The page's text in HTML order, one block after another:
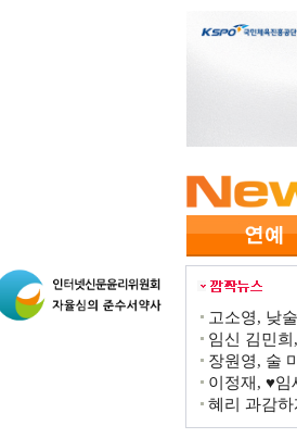
고소영, 낮
임신 김민
장원영, 술
이정재, ♥
혜리 과감하